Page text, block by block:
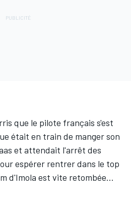
que le pilote français s'est
était en train de manger son
et attendait l'arrêt des
espérer rentrer dans le top
d'Imola est vite retombée...